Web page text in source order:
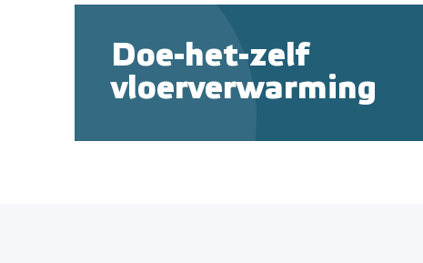
Doe-het-zelf
vloerverwarming